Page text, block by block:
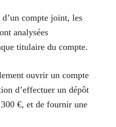
compte joint, les
analysées
titulaire du compte.
ouvrir un compte
d’effectuer un dépôt
€, et de fournir une